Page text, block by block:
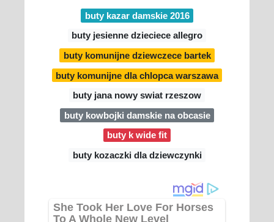
buty kazar damskie 2016
buty jesienne dzieciece allegro
buty komunijne dziewczece bartek
buty komunijne dla chlopca warszawa
buty jana nowy swiat rzeszow
buty kowbojki damskie na obcasie
buty k wide fit
buty kozaczki dla dziewczynki